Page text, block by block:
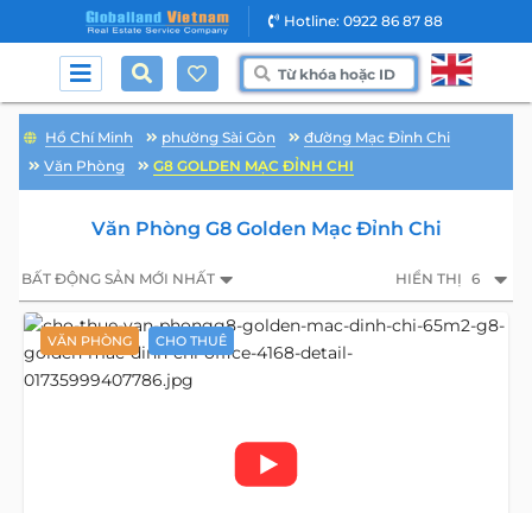
Hotline: 0922 86 87 88
Hồ Chí Minh phường Sài Gòn
đường Mạc Đỉnh Chi
Văn Phòng
G8 GOLDEN MẠC ĐỈNH CHI
Văn Phòng G8 Golden Mạc Đỉnh Chi
BẤT ĐỘNG SẢN MỚI NHẤT HIỂN THỊ 6
VĂN PHÒNG CHO THUÊ